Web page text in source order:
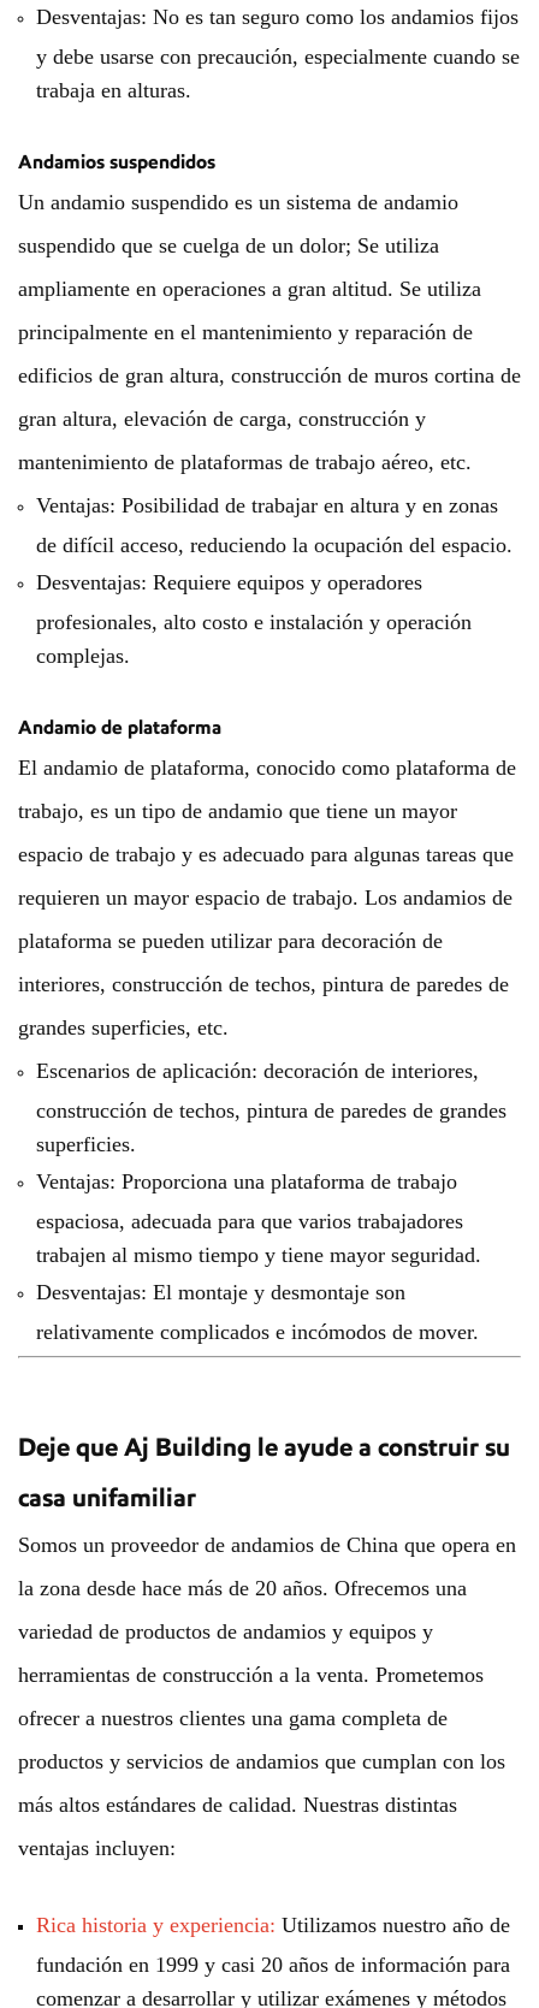
Desventajas: No es tan seguro como los andamios fijos
y debe usarse con precaución, especialmente cuando se
trabaja en alturas.
Andamios suspendidos
Un andamio suspendido es un sistema de andamio
suspendido que se cuelga de un dolor; Se utiliza
ampliamente en operaciones a gran altitud. Se utiliza
principalmente en el mantenimiento y reparación de
edificios de gran altura, construcción de muros cortina de
gran altura, elevación de carga, construcción y
mantenimiento de plataformas de trabajo aéreo, etc.
Ventajas: Posibilidad de trabajar en altura y en zonas
de difícil acceso, reduciendo la ocupación del espacio.
Desventajas: Requiere equipos y operadores
profesionales, alto costo e instalación y operación
complejas.
Andamio de plataforma
El andamio de plataforma, conocido como plataforma de
trabajo, es un tipo de andamio que tiene un mayor
espacio de trabajo y es adecuado para algunas tareas que
requieren un mayor espacio de trabajo. Los andamios de
plataforma se pueden utilizar para decoración de
interiores, construcción de techos, pintura de paredes de
grandes superficies, etc.
Escenarios de aplicación: decoración de interiores,
construcción de techos, pintura de paredes de grandes
superficies.
Ventajas: Proporciona una plataforma de trabajo
espaciosa, adecuada para que varios trabajadores
trabajen al mismo tiempo y tiene mayor seguridad.
Desventajas: El montaje y desmontaje son
relativamente complicados e incómodos de mover.
Deje que Aj Building le ayude a construir su
casa unifamiliar
Somos un proveedor de andamios de China que opera en
la zona desde hace más de 20 años. Ofrecemos una
variedad de productos de andamios y equipos y
herramientas de construcción a la venta. Prometemos
ofrecer a nuestros clientes una gama completa de
productos y servicios de andamios que cumplan con los
más altos estándares de calidad. Nuestras distintas
ventajas incluyen:
Rica historia y experiencia: Utilizamos nuestro año de
fundación en 1999 y casi 20 años de información para
comenzar a desarrollar y utilizar exámenes y métodos